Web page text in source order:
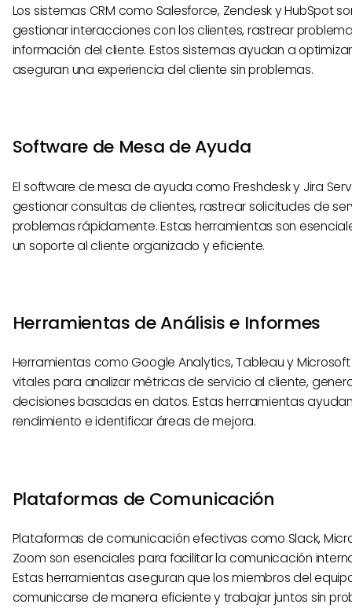
Los sistemas CRM como Salesforce, Zendesk y HubSpot
gestionar interacciones con los clientes, rastrear
información del cliente. Estos sistemas ayudan a
aseguran una experiencia del cliente sin problemas.
Software de Mesa de Ayuda
El software de mesa de ayuda como Freshdesk y Jira
gestionar consultas de clientes, rastrear solicitudes de
problemas rápidamente. Estas herramientas son
un soporte al cliente organizado y eficiente.
Herramientas de Análisis e Informes
Herramientas como Google Analytics, Tableau y Microsoft
vitales para analizar métricas de servicio al cliente,
decisiones basadas en datos. Estas herramientas
rendimiento e identificar áreas de mejora.
Plataformas de Comunicación
Plataformas de comunicación efectivas como Slack,
Zoom son esenciales para facilitar la comunicación
Estas herramientas aseguran que los miembros del
comunicarse de manera eficiente y trabajar juntos sin